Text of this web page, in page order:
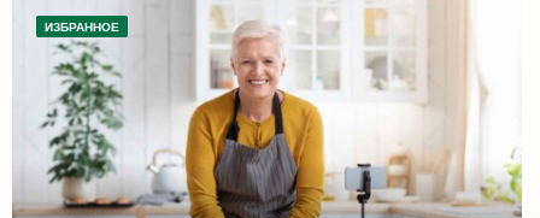
ИЗБРАННОЕ